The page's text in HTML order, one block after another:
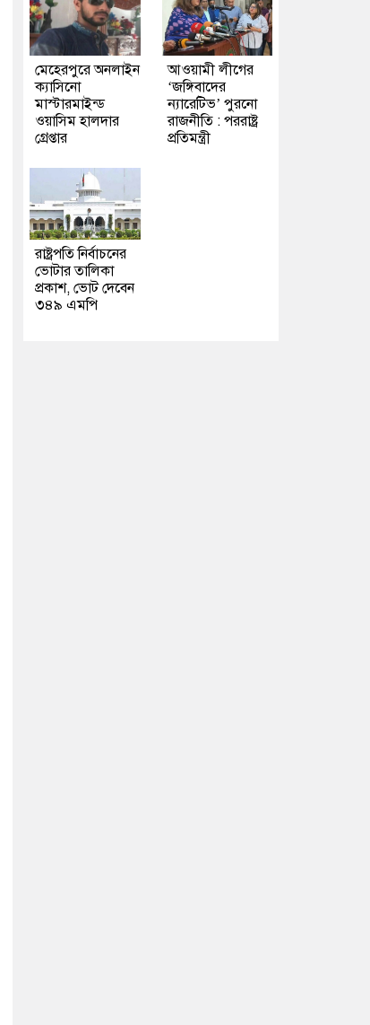
মেহেরপুরে অনলাইন
ক্যাসিনো
মাস্টারমাইন্ড
ওয়াসিম হালদার
গ্রেপ্তার
আওয়ামী লীগের
‘জঙ্গিবাদের
ন্যারেটিভ’ পুরনো
রাজনীতি : পররাষ্ট্র
প্রতিমন্ত্রী
রাষ্ট্রপতি নির্বাচনের
ভোটার তালিকা
প্রকাশ, ভোট দেবেন
৩৪৯ এমপি